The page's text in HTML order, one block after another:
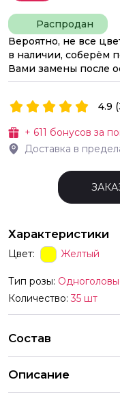
Распродан
Вероятно, не все
в наличии, соберём
Вами замены после
+ 611 бонусов за
Доставка в
4.9
Характеристики
Цвет: Желтый
Тип розы:
Количество: 35 шт
Состав
Описание